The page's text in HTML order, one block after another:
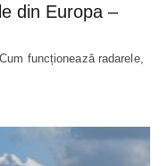
din Europa –
funcționează radarele,